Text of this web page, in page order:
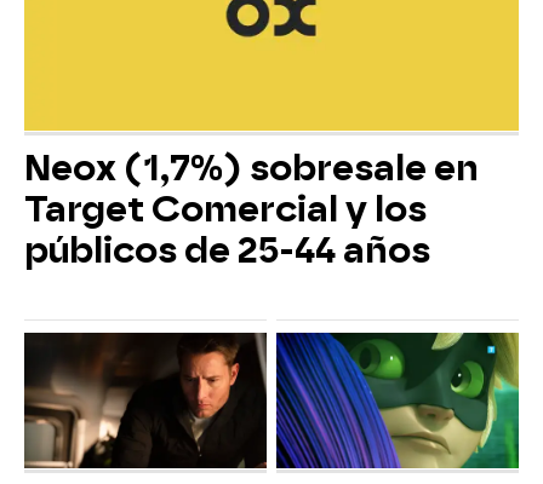
Neox (1,7%) sobresale en
Target Comercial y los
públicos de 25-44 años